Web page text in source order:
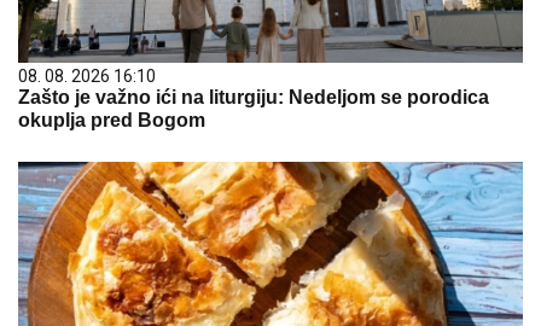
08. 08. 2026 16:10
Zašto je važno ići na liturgiju: Nedeljom se porodica
okuplja pred Bogom